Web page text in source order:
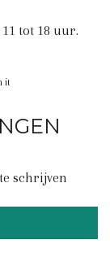
tot 18 uur.
it
Pinterest
schrijven